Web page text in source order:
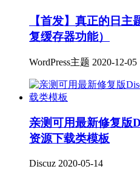
【首发】真正的日
复缓存器功能）
WordPress主题 2020-12-05
亲测可用最新修复版
资源下载类模板
Discuz 2020-05-14